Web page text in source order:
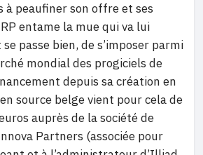
à peaufiner son offre et ses
entame la mue qui va lui
passe bien, de s’imposer parmi
mondial des progiciels de
depuis sa création en
source belge vient pour cela de
auprès de la société de
Partners (associée pour